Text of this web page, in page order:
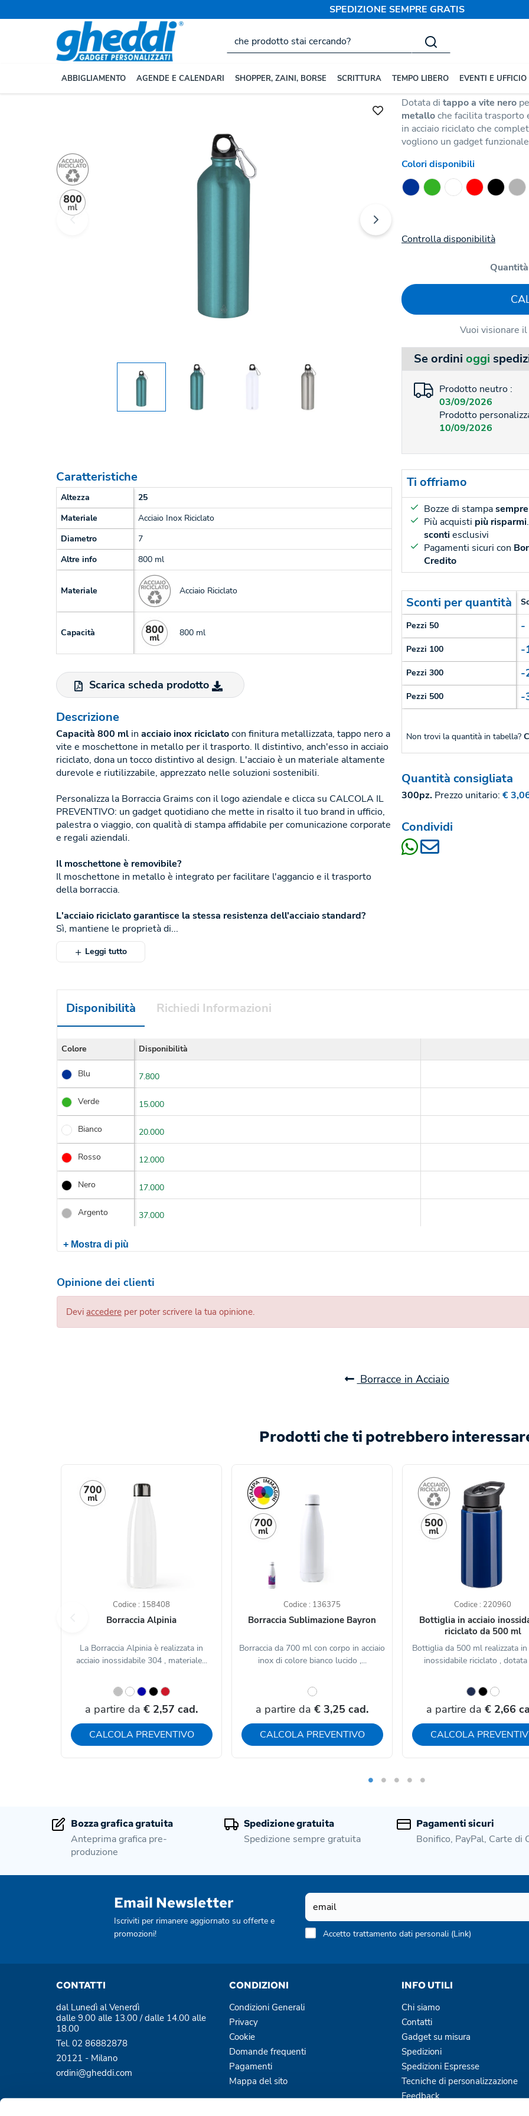
SPEDIZIONE SEMPRE GRATIS
ABBIGLIAMENTO AGENDE E CALENDARI SHOPPER, ZAINI, BORSE SCRITTURA TEMPO LIBERO EVENTI E UFFICIO
Borracce in Acciaio
Borraccia Graims
Dotata di tappo a vite nero
metalloche facilita trasporto
in acciaio riciclato che
vogliono un gadget
Colori disponibili
Controlla disponibilità
Vuoi visionare
Se ordini oggi
Prodotto neutro :
03/09/2026
Prodotto
10/09/2026
Caratteristiche
Altezza
25
Materiale
Acciaio Inox Riciclato
Diametro
7
Altre info
800 ml
Materiale Acciaio Riciclato
Capacità 800 ml
Scarica scheda prodotto
Descrizione
Capacità 800 ml in acciaio inox riciclatocon finitura metallizzata, tappo nero a
vite e moschettone in metallo per il trasporto. Il distintivo, anch'esso in acciaio
riciclato, dona un tocco distintivo al design. L'acciaio è un materiale altamente
durevole e riutilizzabile, apprezzato nelle soluzioni sostenibili.
Personalizza la Borraccia Graims con il logo aziendale e clicca su CALCOLA IL
PREVENTIVO: un gadget quotidiano che mette in risalto il tuo brand in ufficio,
palestra o viaggio, con qualità di stampa affidabile per comunicazione corporate
e regali aziendali.
Il moschettone è removibile?
Il moschettone in metallo è integrato per facilitare l'aggancio e il trasporto
della borraccia.
L'acciaio riciclato garantisce la stessa resistenza dell'acciaio standard?
Sì, mantiene le proprietà di...
Leggi tutto
Ti offriamo
Bozze di stampa
Più acquisti più risparmi
scontiesclusivi
Pagamenti sicuri con
Credito
Sconti per quantità
Pezzi 50 -
Pezzi 100 -
Pezzi 300 -
Pezzi 500 -
Non trovi la quantità in tabella?
Quantità consigliata
300pz. Prezzo unitario: €
Condividi
Disponibilità Richiedi Informazioni
Colore Disponibilità
Blu 7.800
Verde 15.000
Bianco 20.000
Rosso 12.000
Nero 17.000
Argento 37.000
+ Mostra di più
Opinione dei clienti
Devi accedere per poter scrivere la tua opinione.
Borracce in Acciaio
Prodotti che ti potrebbero
Codice : 158408
Borraccia Alpinia
La Borraccia Alpinia è realizzata in
acciaio inossidabile 304 , materiale...
a partire da € 2,57 cad.
CALCOLA PREVENTIVO
Codice : 136375
Borraccia Sublimazione Bayron
Borraccia da 700 ml con corpo in acciaio
inox di colore bianco lucido ,...
a partire da € 3,25 cad.
CALCOLA PREVENTIVO
Codice : 220960
Bottiglia in acciaio
riciclato da 500 ml
Bottiglia da 500 ml realizzata in
inossidabile riciclato , dotata
a partire da € 2,66
CALCOLA
Bozza grafica gratuita
Anteprima grafica pre-
produzione
Spedizione gratuita
Spedizione sempre gratuita
Pagamenti sicuri
Bonifico, PayPal, Carte di
Email Newsletter
Iscriviti per rimanere aggiornato su offerte e
promozioni!
Accetto trattamento dati personali (Link)
CONTATTI
dal Lunedì al Venerdì
dalle 9.00 alle 13.00 / dalle 14.00 alle
18.00
Tel. 02 86882878
20121 - Milano
ordini@gheddi.com
CONDIZIONI
Condizioni Generali
Privacy
Cookie
Domande frequenti
Pagamenti
Mappa del sito
INFO UTILI
Chi siamo
Contatti
Gadget su misura
Spedizioni
Spedizioni Espresse
Tecniche di personalizzazione
Feedback